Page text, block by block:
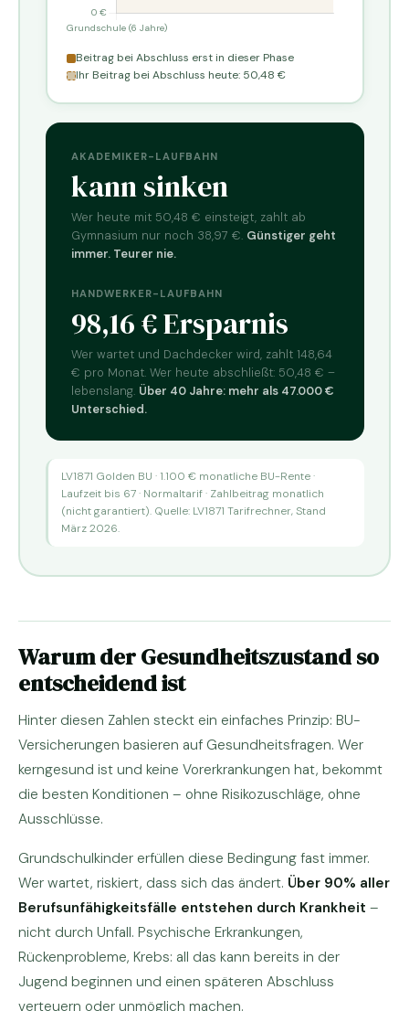
Beitrag bei Abschluss erst in dieser Phase
Ihr Beitrag bei Abschluss heute: 50,48 €
AKADEMIKER-LAUFBAHN
kann sinken
Wer heute mit 50,48 € einsteigt, zahlt ab
Gymnasium nur noch 38,97 €. Günstiger geht
immer. Teurer nie.
HANDWERKER-LAUFBAHN
98,16 € Ersparnis
Wer wartet und Dachdecker wird, zahlt 148,64
€ pro Monat. Wer heute abschließt: 50,48 € –
lebenslang. Über 40 Jahre: mehr als 47.000 €
Unterschied.
LV1871 Golden BU · 1.100 € monatliche BU-Rente ·
Laufzeit bis 67 · Normaltarif · Zahlbeitrag monatlich
(nicht garantiert). Quelle: LV1871 Tarifrechner, Stand
März 2026.
Warum der Gesundheitszustand so
entscheidend ist
Hinter diesen Zahlen steckt ein einfaches Prinzip: BU-
Versicherungen basieren auf Gesundheitsfragen. Wer
kerngesund ist und keine Vorerkrankungen hat, bekommt
die besten Konditionen – ohne Risikozuschläge, ohne
Ausschlüsse.
Grundschulkinder erfüllen diese Bedingung fast immer.
Wer wartet, riskiert, dass sich das ändert. Über 90% aller
Berufsunfähigkeitsfälle entstehen durch Krankheit –
nicht durch Unfall. Psychische Erkrankungen,
Rückenprobleme, Krebs: all das kann bereits in der
Jugend beginnen und einen späteren Abschluss
verteuern oder unmöglich machen.